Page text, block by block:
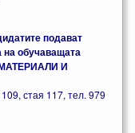
подават
на обучаващата
И
стая 117, тел. 979